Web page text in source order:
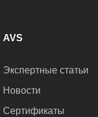
AVS
Экспертные статьи
Новости
Сертификаты